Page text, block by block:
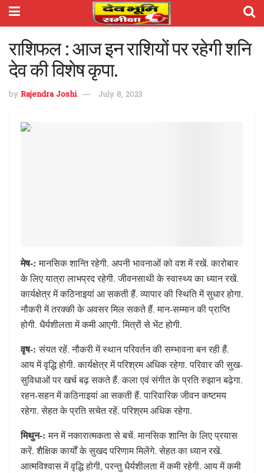
राशिफल : आज इन राशियों पर रहेगी शनि
देव की विशेष कृपा.
by Rajendra Joshi July 8, 2023
मेष-: मानसिक शान्ति रहेगी. अपनी भावनाओं को वश में रखें. कारोबार
के लिए यात्रा लाभप्रद रहेगी. जीवनसाथी के स्वास्थ्य का ध्यान रखें.
कार्यक्षेत्र में कठिनाइयां आ सकती हैं. व्यापार की स्थिति में सुधार होगा.
नौकरी में तरक्की के अवसर मिल सकते हैं. मान-सम्मान की प्राप्ति
होगी. धैर्यशीलता में कमी आएगी. मित्रों से भेंट होगी.
वृष-: संयत रहें. नौकरी में स्थान परिवर्तन की सम्भावना बन रही हैं.
आय में वृद्धि होगी. कार्यक्षेत्र में परिश्रम अधिक रहेगा. परिवार की सुख-
सुविधाओं पर खर्च बढ़ सकते हैं. कला एवं संगीत के प्रति रुझान बढ़ेगा.
रहन-सहन में कठिनाइयां आ सकती हैं. पारिवारिक जीवन कष्टमय
रहेगा. सेहत के प्रति सचेत रहें. परिश्रम अधिक रहेगा.
मिथुन-: मन में नकारात्मकता से बचें. मानसिक शान्ति‍ के लिए प्रयास
करें. शैक्षिक कार्यों के सुखद परिणाम मिलेंगे. सेहत का ध्यान रखें.
आत्मविश्वास में वृद्धि होगी, परन्तु धैर्यशीलता में कमी रहेगी. आय में कमी